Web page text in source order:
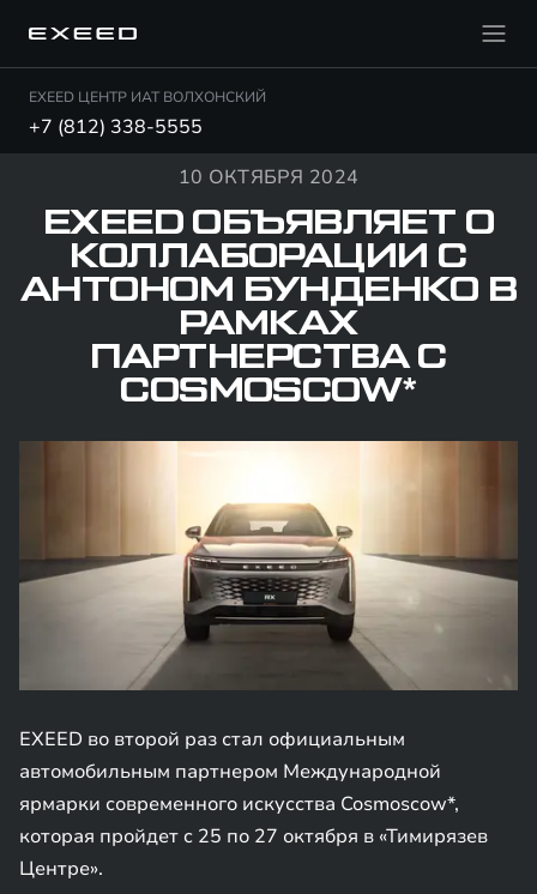
EXEED ЦЕНТР ИАТ ВОЛХОНСКИЙ
+7 (812) 338-5555
10 ОКТЯБРЯ 2024
EXEED ОБЪЯВЛЯЕТ О
КОЛЛАБОРАЦИИ С
АНТОНОМ БУНДЕНКО В
РАМКАХ
ПАРТНЕРСТВА С
COSMOSCOW*
EXEED во второй раз стал официальным
автомобильным партнером Международной
ярмарки современного искусства Cosmoscow*,
которая пройдет c 25 по 27 октября в «Тимирязев
Центре».